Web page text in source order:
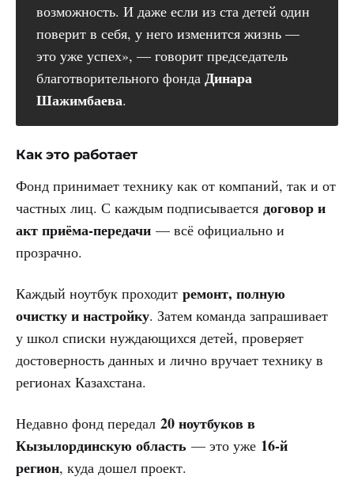
возможность. И даже если из ста детей один
поверит в себя, у него изменится жизнь —
это уже успех», — говорит председатель
благотворительного фонда Динара
Шажимбаева.
Как это работает
Фонд принимает технику как от компаний, так и от
частных лиц. С каждым подписывается договор и
акт приёма-передачи — всё официально и
прозрачно.
Каждый ноутбук проходит ремонт, полную
очистку и настройку. Затем команда запрашивает
у школ списки нуждающихся детей, проверяет
достоверность данных и лично вручает технику в
регионах Казахстана.
Недавно фонд передал 20 ноутбуков в
Кызылординскую область — это уже 16-й
регион, куда дошел проект.